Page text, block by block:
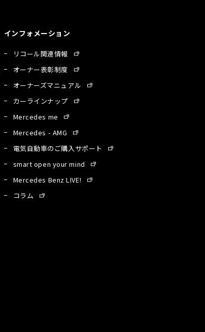
インフォメーション
リコール関連情報
オーナー表彰制度
オーナーズマニュアル
カーラインナップ
Mercedes me
Mercedes - AMG
電気自動車のご購入サポート
smart open your mind
Mercedes Benz LIVE!
コラム